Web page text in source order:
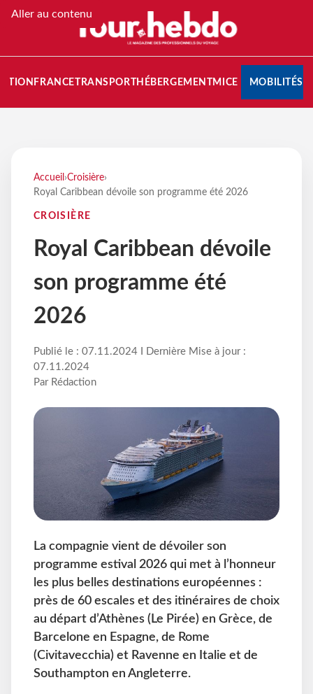
Aller au contenu
FRANCETRANSPORT HÉBERGEMENTMICE MOBILITÉS
Accueil ›Croisière›
Royal Caribbean dévoile son programme été 2026
CROISIÈRE
Royal Caribbean dévoile
son programme été
2026
Publié le : 07.11.2024 I Dernière Mise à jour :
07.11.2024
Par Rédaction
La compagnie vient de dévoiler son
programme estival 2026 qui met à l’honneur
les plus belles destinations européennes :
près de 60 escales et des itinéraires de choix
au départ d’Athènes (Le Pirée) en Grèce, de
Barcelone en Espagne, de Rome
(Civitavecchia) et Ravenne en Italie et de
Southampton en Angleterre.